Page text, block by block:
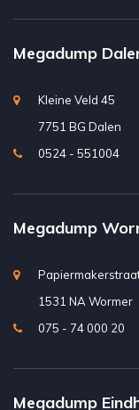
Megadump
Kleine Veld 45
7751 BG Dalen
0524 - 551004
Megadump
1531 NA Wormer
075 - 74 000 20
Megadump